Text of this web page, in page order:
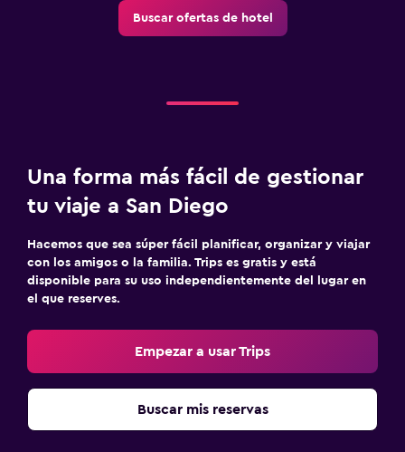
Buscar ofertas de hotel
Una forma más fácil de gestionar
tu viaje a San Diego
Hacemos que sea súper fácil planificar, organizar y viajar
con los amigos o la familia. Trips es gratis y está
disponible para su uso independientemente del lugar en
el que reserves.
Empezar a usar Trips
Buscar mis reservas